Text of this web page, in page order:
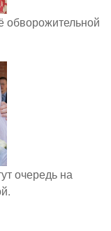
очередь на